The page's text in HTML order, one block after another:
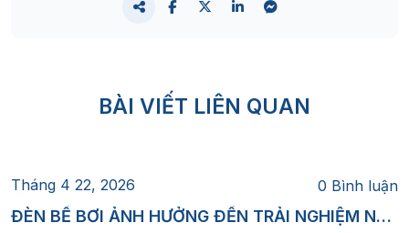
Tiêu chuẩn kỹ thuật chiếu sáng bể bơi
Bể gia đình: 100 – 200 lux
👉 Đảm bảo nhìn rõ toàn bộ không gian dưới nước
BÀI VIẾT LIÊN QUAN
Tháng 4 22, 2026 0 Bình luận
ĐÈN BỂ BƠI ẢNH HƯỞNG ĐẾN TRẢI NGHIỆM NGƯỜI BƠI RA SAO? BÍ QUYẾT THIẾT KẾ ÁNH SÁNG CHUẨN